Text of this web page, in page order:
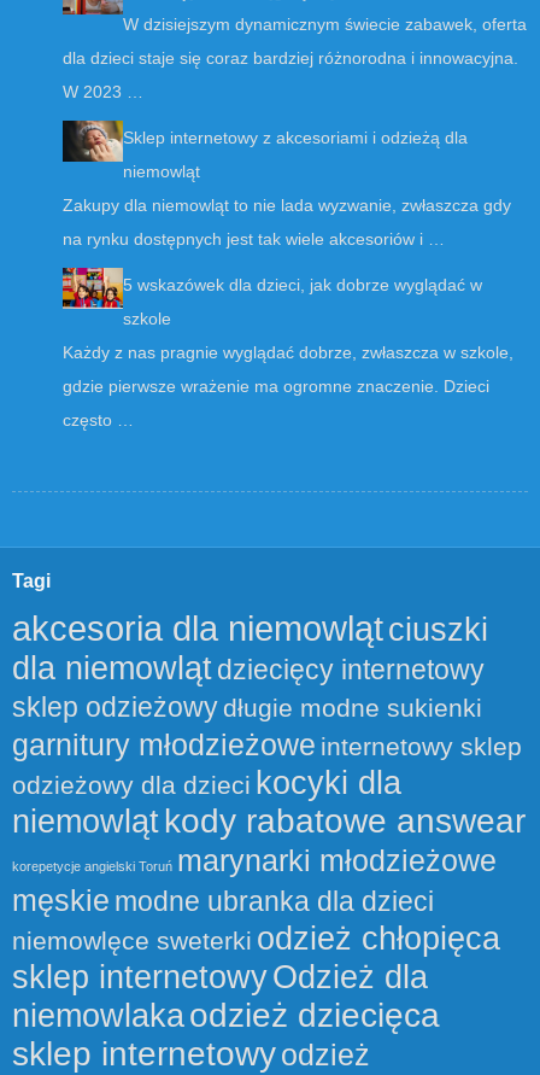
W dzisiejszym dynamicznym świecie zabawek, oferta
dla dzieci staje się coraz bardziej różnorodna i innowacyjna.
W 2023 …
Sklep internetowy z akcesoriami i odzieżą dla
niemowląt
Zakupy dla niemowląt to nie lada wyzwanie, zwłaszcza gdy
na rynku dostępnych jest tak wiele akcesoriów i …
5 wskazówek dla dzieci, jak dobrze wyglądać w
szkole
Każdy z nas pragnie wyglądać dobrze, zwłaszcza w szkole,
gdzie pierwsze wrażenie ma ogromne znaczenie. Dzieci
często …
Tagi
akcesoria dla niemowlątciuszki
dla niemowlątdziecięcy internetowy
sklep odzieżowy długie modne sukienki
garnitury młodzieżowe internetowy sklep
odzieżowy dla dzieci kocyki dla
niemowląt kody rabatowe answear
korepetycje angielski Toruń marynarki młodzieżowe
męskie modne ubranka dla dzieci
niemowlęce sweterki odzież chłopięca
sklep internetowyOdzież dla
niemowlakaodzież dziecięca
sklep internetowyodzież